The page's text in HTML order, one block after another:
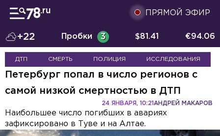
ПРЯМОЙ ЭФИР
+22 Пробки 3 $81.41 €94.06
ДТП СМЕРТЬ ПОЛИЦИЯ ИССЛЕДОВАНИЯ
Петербург попал в число регионов с
самой низкой смертностью в ДТП
АНДРЕЙ МАКАРОВ
24 ЯНВАРЯ, 10:21
Наибольшее число погибших в авариях
зафиксировано в Туве и на Алтае.